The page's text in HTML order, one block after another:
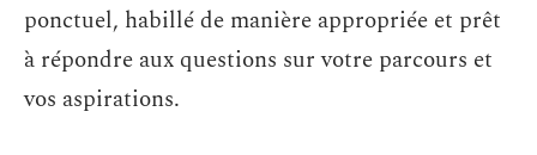
ponctuel, habillé de manière appropriée et prêt
à répondre aux questions sur votre parcours et
vos aspirations.